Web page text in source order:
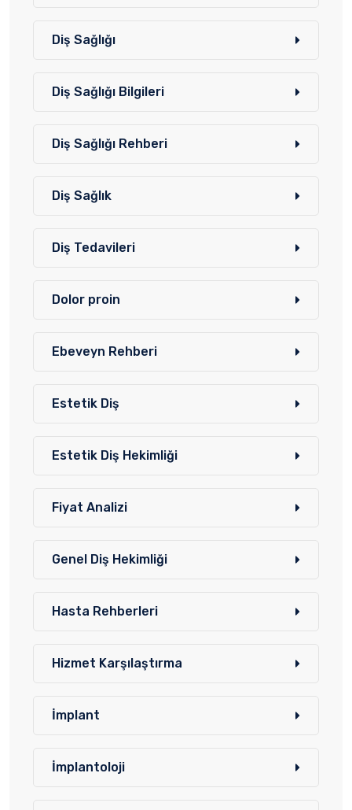
Diş Sağlığı
Diş Sağlığı Bilgileri
Diş Sağlığı Rehberi
Diş Sağlık
Diş Tedavileri
Dolor proin
Ebeveyn Rehberi
Estetik Diş
Estetik Diş Hekimliği
Fiyat Analizi
Genel Diş Hekimliği
Hasta Rehberleri
Hizmet Karşılaştırma
İmplant
İmplantoloji